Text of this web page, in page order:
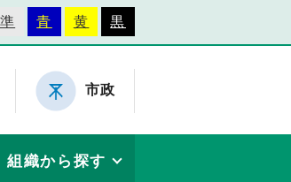
青 黄 黒
市政
組織から探す